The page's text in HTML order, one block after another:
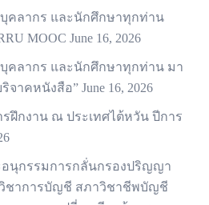
คลากร และนักศึกษาทุกท่าน
MOOC June 16, 2026
คลากร และนักศึกษาทุกท่าน มา
ริจาคหนังสือ” June 16, 2026
ฝึกงาน ณ ประเทศไต้หวัน ปีการ
กรรมการกลั่นกรองปริญญา
ชาการบัญชี สภาวิชาชีพบัญชี